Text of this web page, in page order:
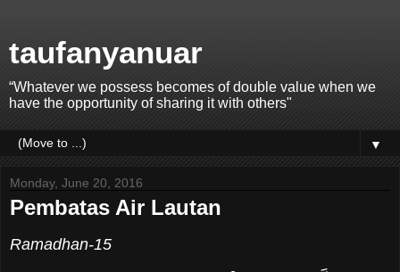
taufanyanuar
“Whatever we possess becomes of double value when we
have the opportunity of sharing it with others"
▼
Monday, June 20, 2016
Pembatas Air Lautan
Ramadhan-15